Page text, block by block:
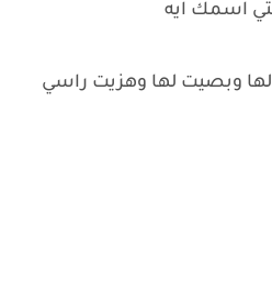
اسمك ايه
وبصيت لها وهزيت راسي